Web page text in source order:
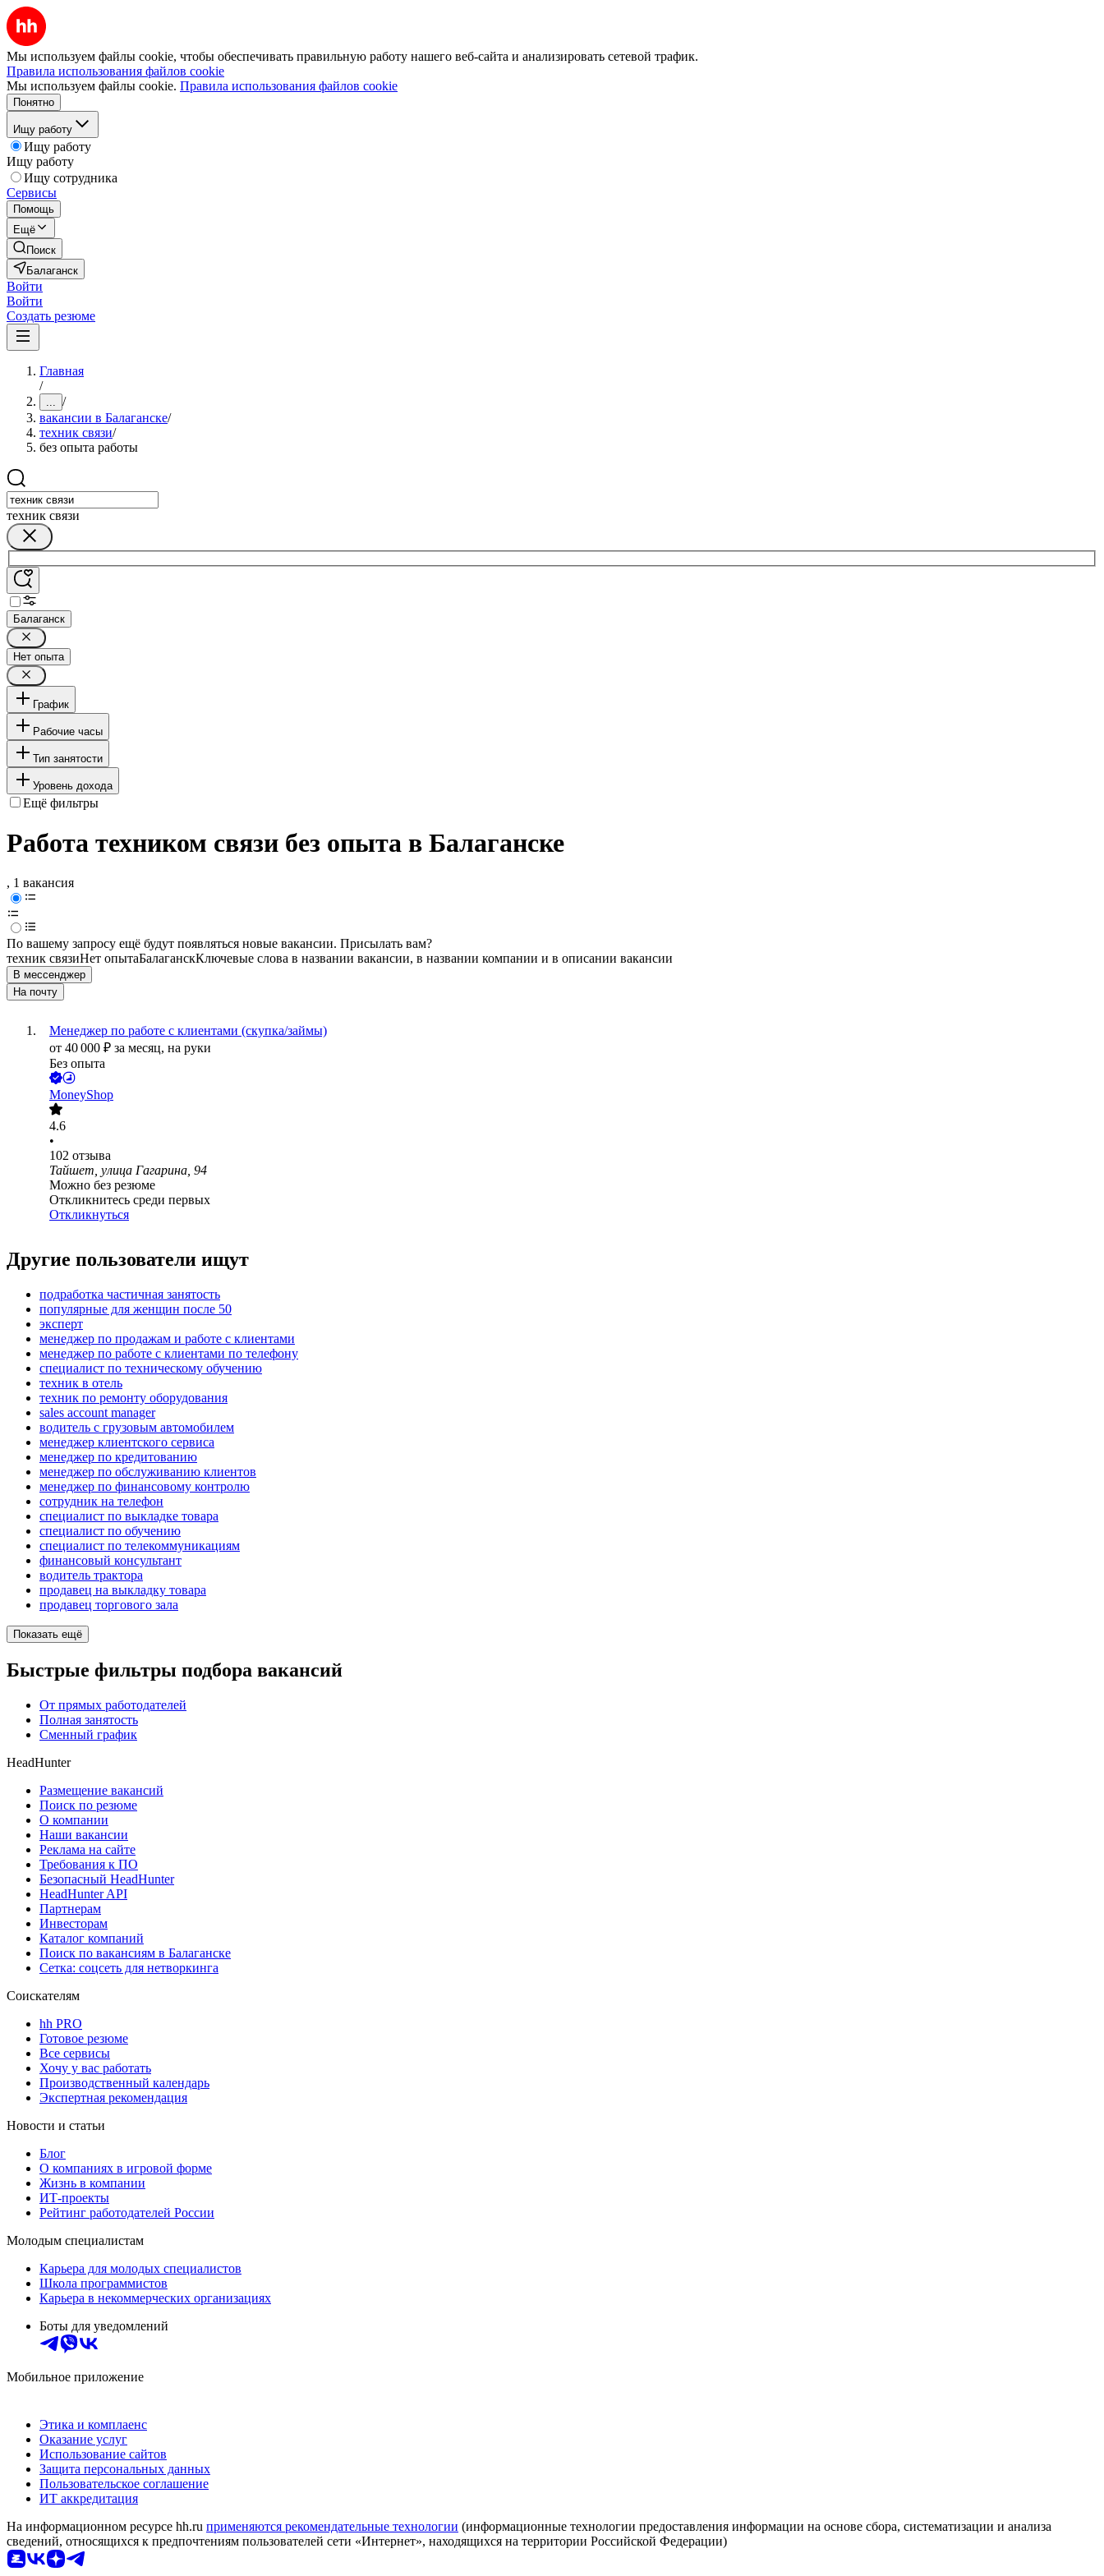
Мы используем файлы cookie, чтобы обеспечивать правильную работу нашего веб-сайта и анализировать сетевой трафик.
Правила использования файлов cookie
Мы используем файлы cookie. Правила использования файлов cookie
Понятно
Ищу работу
Ищу работу
Ищу работу
Ищу сотрудника
Сервисы
Помощь
Ещё
Поиск
Балаганск
Войти
Войти
Создать резюме
Главная
/
... /
вакансии в Балаганске/
техник связи/
без опыта работы
техник связи
Балаганск
Нет опыта
График
Рабочие часы
Тип занятости
Уровень дохода
Ещё фильтры
Работа техником связи без опыта в Балаганске
, 1 вакансия
По вашему запросу ещё будут появляться новые вакансии. Присылать вам?
техник связиНет опытаБалаганскКлючевые слова в названии вакансии, в названии компании и в описании вакансии
В мессенджер
На почту
Менеджер по работе с клиентами (скупка/займы)
от 40 000 ₽ за месяц, на руки
Без опыта
MoneyShop
4.6
•
102 отзыва
Тайшет, улица Гагарина, 94
Можно без резюме
Откликнитесь среди первых
Откликнуться
Другие пользователи ищут
подработка частичная занятость
популярные для женщин после 50
эксперт
менеджер по продажам и работе с клиентами
менеджер по работе с клиентами по телефону
специалист по техническому обучению
техник в отель
техник по ремонту оборудования
sales account manager
водитель с грузовым автомобилем
менеджер клиентского сервиса
менеджер по кредитованию
менеджер по обслуживанию клиентов
менеджер по финансовому контролю
сотрудник на телефон
специалист по выкладке товара
специалист по обучению
специалист по телекоммуникациям
финансовый консультант
водитель трактора
продавец на выкладку товара
продавец торгового зала
Показать ещё
Быстрые фильтры подбора вакансий
От прямых работодателей
Полная занятость
Сменный график
HeadHunter
Размещение вакансий
Поиск по резюме
О компании
Наши вакансии
Реклама на сайте
Требования к ПО
Безопасный HeadHunter
HeadHunter API
Партнерам
Инвесторам
Каталог компаний
Поиск по вакансиям в Балаганске
Сетка: соцсеть для нетворкинга
Соискателям
hh PRO
Готовое резюме
Все сервисы
Хочу у вас работать
Производственный календарь
Экспертная рекомендация
Новости и статьи
Блог
О компаниях в игровой форме
Жизнь в компании
ИТ-проекты
Рейтинг работодателей России
Молодым специалистам
Карьера для молодых специалистов
Школа программистов
Карьера в некоммерческих организациях
Боты для уведомлений
Мобильное приложение
Этика и комплаенс
Оказание услуг
Использование сайтов
Защита персональных данных
Пользовательское соглашение
ИТ аккредитация
На информационном ресурсе hh.ru применяются рекомендательные технологии (информационные технологии предоставления информации на основе сбора, систематизации и анализа
сведений, относящихся к предпочтениям пользователей сети «Интернет», находящихся на территории Российской Федерации)